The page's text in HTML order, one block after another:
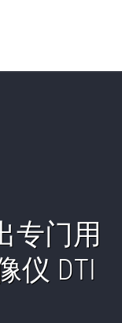
专门用
仪 DTI